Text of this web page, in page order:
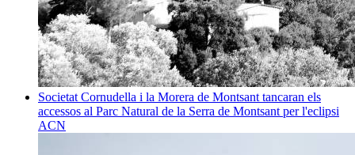
Societat Cornudella i la Morera de Montsant tancaran els
accessos al Parc Natural de la Serra de Montsant per l'eclipsi
ACN